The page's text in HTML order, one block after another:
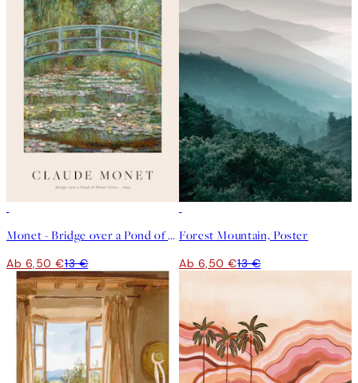
Monet - Bridge over a Pond of Water Lilies Poster
Ab 6,50 €13 €
Forest Mountain, Poster
Ab 6,50 €13 €